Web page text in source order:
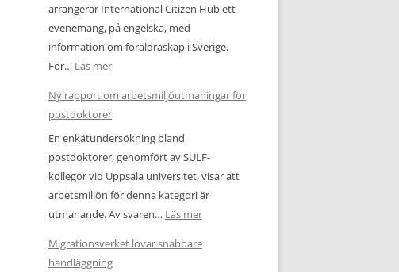
arrangerar International Citizen Hub ett
evenemang, på engelska, med
information om föräldraskap i Sverige.
För… Läs mer:
på
engelska:
Having
a
child
in
Sweden
Ny rapport om arbetsmiljöutmaningar för
postdoktorer
En enkätundersökning bland
postdoktorer, genomfört av SULF-
kollegor vid Uppsala universitet, visar att
arbetsmiljön för denna kategori är
utmanande. Av svaren… Läs mer:
rapport
Migrationsverket lovar snabbare
handläggning